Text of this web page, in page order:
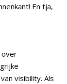
En tja,
over
visibility. Als